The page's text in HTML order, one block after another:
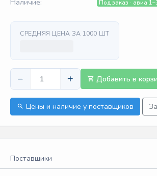
Под заказ · авиа
СРЕДНЯЯ ЦЕНА ЗА 1000 ШТ
− + Добавить в
Цены и наличие у поставщиков
Поставщики